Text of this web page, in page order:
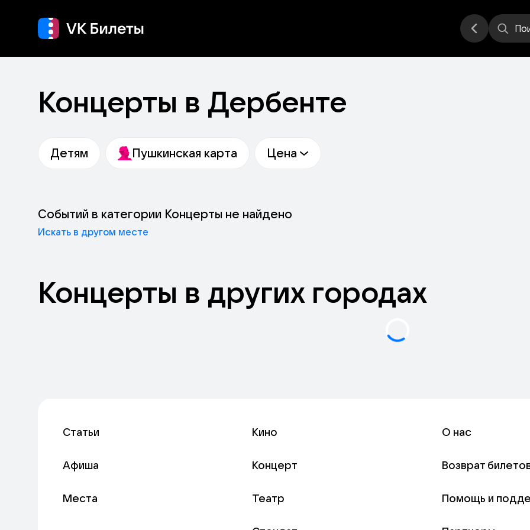
Концерты в Дербенте
Детям Пушкинская карта Цена
Событий в категории Концерты не найдено
Искать в другом месте
Концерты в других городах
Статьи
Афиша
Места
Кино
Концерт
Театр
О нас
Возврат
Помощь и